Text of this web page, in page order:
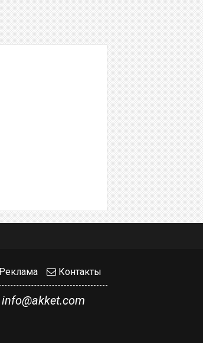
Реклама Контакты
info@akket.com